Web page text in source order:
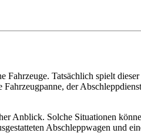
Tatsächlich spielt
der
Anblick. Solche Situationen
Abschleppwagen und